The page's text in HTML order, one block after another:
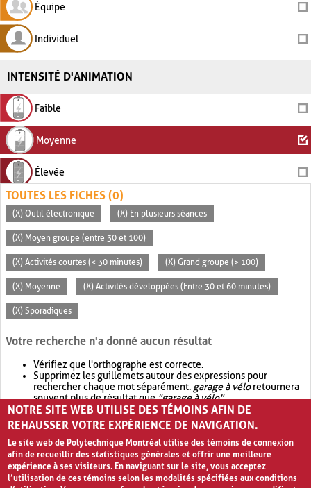
Équipe
Individuel
INTENSITÉ D'ANIMATION
Faible
Moyenne
Élevée
TOUTES LES FICHES (0)
(X) Outil électronique (X) En plusieurs séances
(X) Moyen groupe (entre 30 et 100)
(X) Activités courtes (< 30 minutes) (X) Grand groupe (> 100)
(X) Moyenne (X) Activités développées (Entre 30 et 60 minutes)
(X) Sporadiques
Votre recherche n'a donné aucun résultat
Vérifiez que l'orthographe est correcte.
Supprimez les guillemets autour des expressions pour
rechercher chaque mot séparément. garage à véloretournera
souvent plus de résultat que"garage à vélo".
Envisagez d'élargir votre recherche avec OR.garage OR vélo
retournera souvent plus de résultat quegarage à vélo
NOTRE SITE WEB UTILISE DES TÉMOINS AFIN DE
REHAUSSER VOTRE EXPÉRIENCE DE NAVIGATION.
Le site web de Polytechnique Montréal utilise des témoins de connexion
afin de recueillir des statistiques générales et offrir une meilleure
expérience à ses visiteurs. En naviguant sur le site, vous acceptez
l’utilisation de ces témoins selon les modalités spécifiées aux conditions